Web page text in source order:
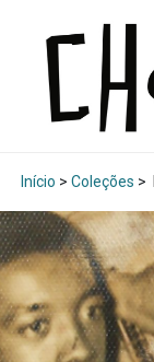
Início > Coleções >